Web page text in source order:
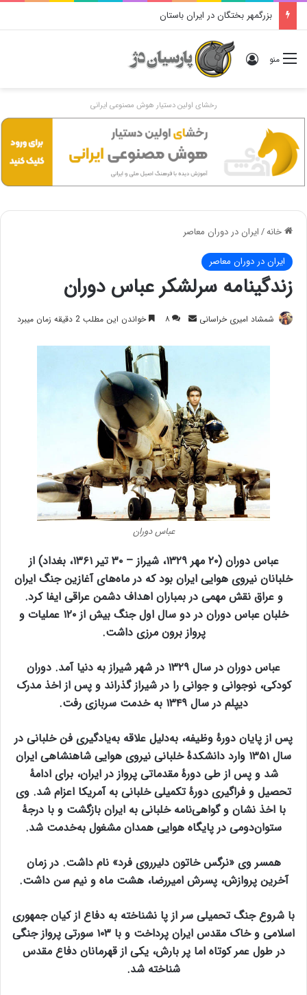
دوگانهٔ «ایرانی و اَنیرانی»: بررسی تاریخی، مفهومی و ایدئولوژیک
منو ورود
رخشای اولین دستیار هوش مصنوعی ایرانی
خانه/ایران در دوران معاصر
ایران در دوران معاصر
زندگینامه سرلشکر عباس دوران
شمشاد امیری خراسانی
ارسال۸ خواندن این مطلب 2 دقیقه زمان میبرد
عباس دوران
عباس دوران (۲۰ مهر ۱۳۲۹، شیراز – ۳۰ تیر ۱۳۶۱، بغداد) از
خلبانان نیروی هوایی ایران بود که در ماه‌های آغازین جنگ ایران
و عراق نقش مهمی در بمباران اهداف دشمن عراقی ایفا کرد.
خلبان عباس دوران در دو سال اول جنگ بیش از ۱۲۰ عملیات و
پرواز برون مرزی داشت.
عباس دوران در سال ۱۳۲۹ در شهر شیراز به دنیا آمد. دوران
کودکی، نوجوانی و جوانی را در شیراز گذراند و پس از اخذ مدرک
دیپلم در سال ۱۳۴۹ به خدمت سربازی رفت.
پس از پایان دورهٔ وظیفه، به‌دلیل علاقه به‌یادگیری فن خلبانی در
سال ۱۳۵۱ وارد دانشکدهٔ خلبانی نیروی هوایی شاهنشاهی ایران
شد و پس از طی دورهٔ مقدماتی پرواز در ایران، برای ادامهٔ
تحصیل و فراگیری دورهٔ تکمیلی خلبانی به آمریکا اعزام شد. وی
با اخذ نشان و گواهی‌نامه خلبانی به ایران بازگشت و با درجهٔ
ستوان‌دومی در پایگاه هوایی همدان مشغول به‌خدمت شد.
همسر وی «نرگس خاتون دلیرروی فرد» نام داشت. در زمان
آخرین پروازش، پسرش امیررضا، هشت ماه و نیم سن داشت.
با شروع جنگ تحمیلی سر از پا نشناخته به دفاع از کیان جمهوری
اسلامی و خاک مقدس ایران پرداخت و با ۱۰۳ سورتی پرواز جنگی
در طول عمر کوتاه اما پر بارش، یکی از قهرمانان دفاع مقدس
شناخته شد.